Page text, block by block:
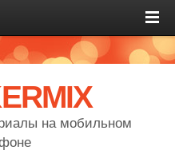
на мобильном